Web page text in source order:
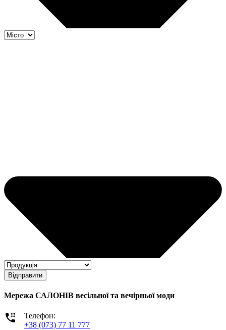
Відправити
Мережа САЛОНІВ весільної та вечірньої моди
Телефон:
+38 (073) 77 11 777